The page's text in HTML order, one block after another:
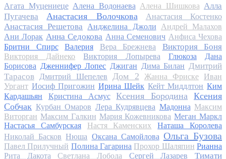
Агата Муцениеце Алена Водонаева Алена Шишкова Алла
Пугачева
Анастасия Волочкова Анастасия Костенко
Анастасия Решетова Анджелина Джоли
Андрей Малахов
Ани Лорак Анна Седокова Анна Семенович Анфиса Чехова
Бритни Спирс
Валерия Вера Брежнева Виктория Боня
Виктория Дайнеко Виктория Лопырева Глюкоза
Дана
Борисова Дженнифер Лопес Джиган Дима Билан
Дмитрий
Тарасов
Дмитрий Шепелев Дом 2 Жанна Фриске
Иван
Ургант Иосиф Пригожин Ирина Шейк Кейт Миддлтон Ким
Кардашьян
Кристина Асмус Ксения Бородина
Ксения
Собчак Курбан Омаров Лера Кудрявцева Мадонна Максим
Виторган Максим Галкин Мария Кожевникова Меган Маркл
Настасья Самбурская
Настя Каменских
Наташа Королева
Николай Басков Нюша Оксана Самойлова Ольга Бузова
Павел Прилучный Полина Гагарина Прохор Шаляпин Рианна
Рита Дакота
Светлана Лобода Сергей Лазарев
Тимати